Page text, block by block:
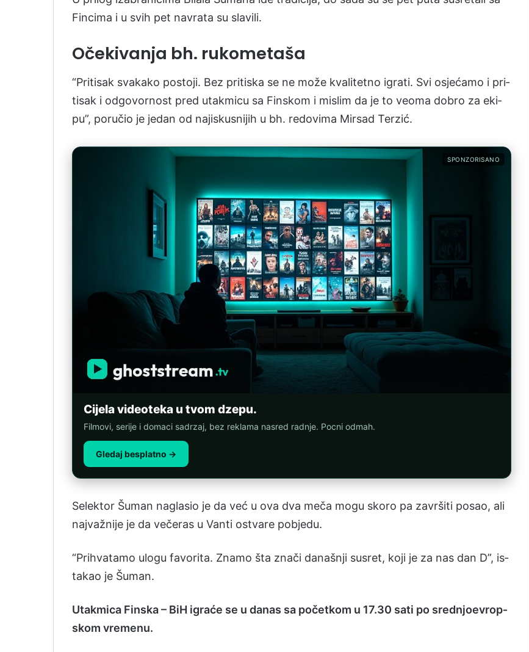
Fin­ci­ma i u svih pet na­vra­ta su sla­vi­li.
Očekivanja bh. rukometaša
“Pri­ti­sak sva­ka­ko pos­to­ji. Bez pri­tis­ka se ne može kva­li­te­tno igra­ti. Svi osjećamo i pri­
ti­sak i od­go­vor­nost pred uta­kmi­cu sa Fin­skom i mi­slim da je to ve­oma do­bro za eki­
pu”, po­ručio je je­dan od na­jis­ku­sni­jih u bh. re­do­vi­ma Mir­sad Ter­zić.
SPONZORISANO
Cijela videoteka u tvom dzepu.
Filmovi, serije i domaci sadrzaj, bez reklama nasred radnje. Pocni odmah.
Gledaj besplatno →
Se­le­ktor Šu­man na­gla­sio je da već u ova dva meča mo­gu sko­ro pa za­vrši­ti po­sao, ali
naj­važni­je je da večeras u Van­ti os­tva­re po­bje­du.
“Pri­hva­ta­mo ulo­gu fa­vo­ri­ta. Zna­mo šta znači da­naš­nji su­sret, ko­ji je za nas dan D”, is­
ta­kao je Šu­man.
Uta­kmi­ca Fin­ska – BiH igraće se u danas sa počet­kom u 17.30 sa­ti po sre­dnjoe­vrop­
skom vre­me­nu.